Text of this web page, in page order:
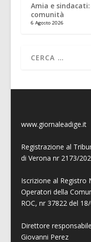
Amia e
comunità
6 Agosto 2026
www.giornaleadige.it
Registrazione al
di Verona nr 2173/
Iscrizione al Registro
Operatori della
ROC, nr 37822 del
Direttore
Giovanni Perez